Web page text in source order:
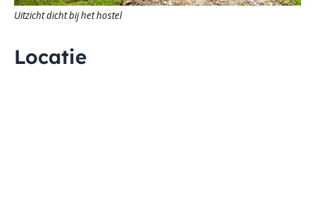
Uitzicht dicht bij het hostel
Locatie